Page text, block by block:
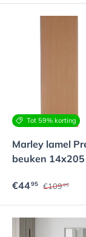
Tot 59% korting
Marley lamel
beuken
€4495 €10995